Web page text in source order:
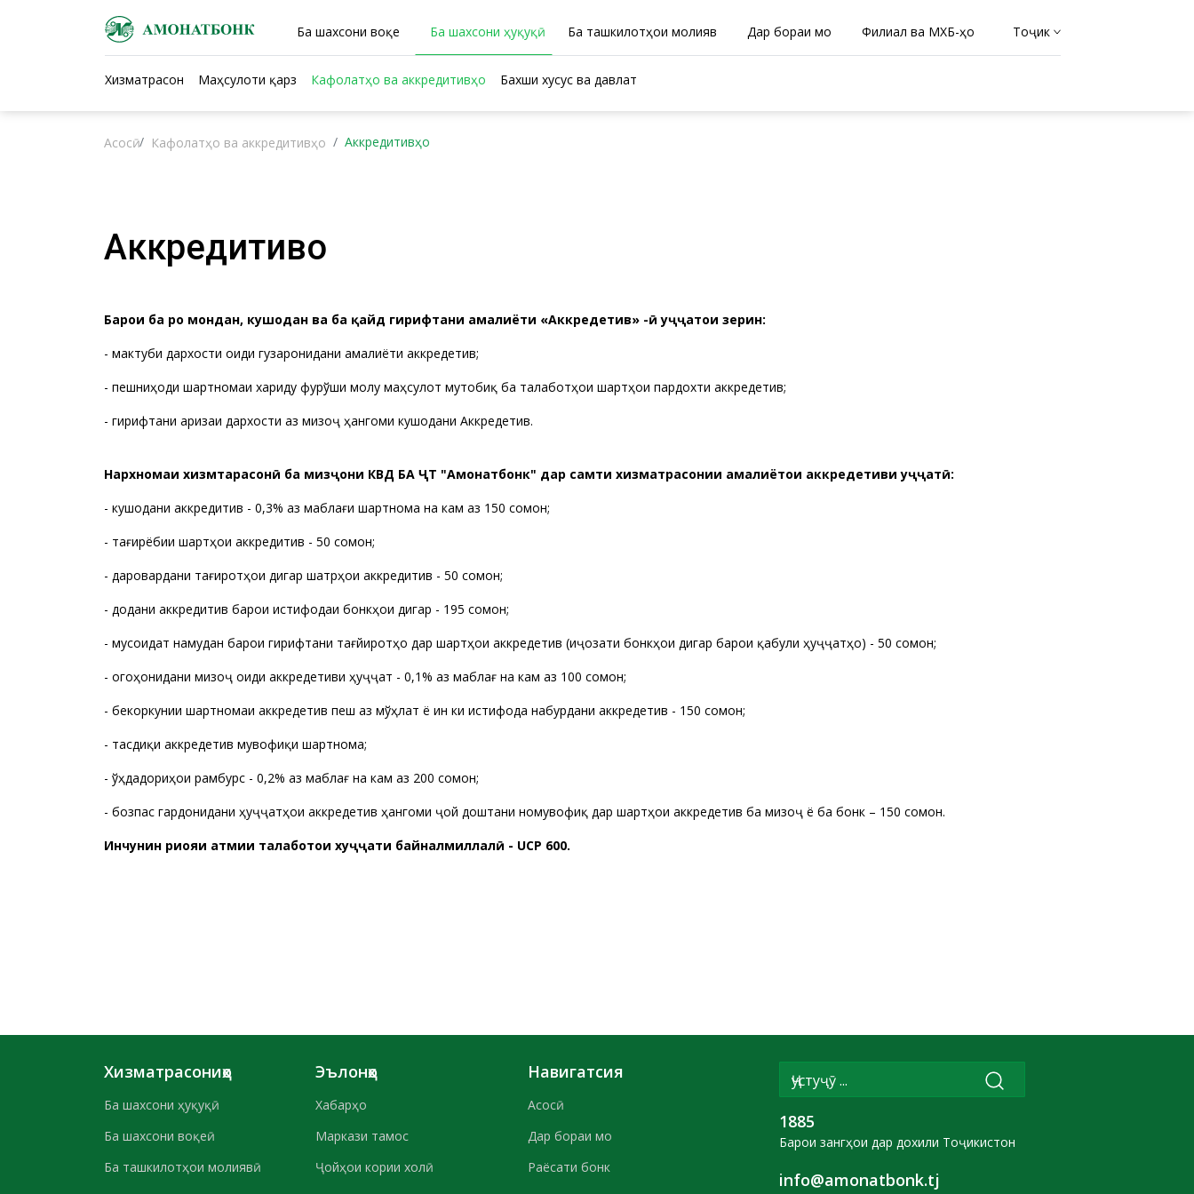
Ба шахсони воқеӣ Ба шахсони ҳуқуқӣ Ба ташкилотҳои молиявӣ Дар бораи мо Филиал ва МХБ-ҳо Тоҷикӣ
Хизматрасонӣ Маҳсулоти қарзӣ Кафолатҳо ва аккредитивҳо Бахши хусусӣ ва давлатӣ
Асосӣ Кафолатҳо ва аккредитивҳо Аккредитивҳо
Аккредитивҳо
Барои ба роҳ мондан, кушодан ва ба қайд гирифтани амалиёти «Аккредетив» -ӣ ҳуҷҷатҳои зерин:
- мактуби дархости оиди гузаронидани амалиёти аккредетив;
- пешниҳоди шартномаи хариду фурўши молу маҳсулот мутобиқ ба талаботҳои шартҳои пардохти аккредетив;
- гирифтани аризаи дархости аз мизоҷ ҳангоми кушодани Аккредетив.
Нархномаи хизмтарасонӣ ба мизҷони КВД БА ҶТ "Амонатбонк" дар самти хизматрасонии амалиётҳои аккредетиви ҳуҷҷатӣ:
- кушодани аккредитив - 0,3% аз маблағи шартнома на кам аз 150 сомонӣ;
- тағирёбии шартҳои аккредитив - 50 сомонӣ;
- даровардани тағиротҳои дигар шатрҳои аккредитив - 50 сомонӣ;
- додани аккредитив барои истифодаи бонкҳои дигар - 195 сомонӣ;
- мусоидат намудан барои гирифтани тағйиротҳо дар шартҳои аккредетив (иҷозати бонкҳои дигар барои қабули ҳуҷҷатҳо) - 50 сомонӣ;
- огоҳонидани мизоҷ оиди аккредетиви ҳуҷҷатӣ - 0,1% аз маблағ на кам аз 100 сомонӣ;
- бекоркунии шартномаи аккредетивӣ пеш аз мўҳлат ё ин ки истифода набурдани аккредетив - 150 сомонӣ;
- тасдиқи аккредетив мувофиқи шартнома;
- ўҳдадориҳои рамбурсӣ - 0,2% аз маблағ на кам аз 200 сомонӣ;
- бозпас гардонидани ҳуҷҷатҳои аккредетивӣ ҳангоми ҷой доштани номувофиқӣ дар шартҳои аккредетив ба мизоҷ ё ба бонк – 150 сомонӣ.
Инчунин риояи ҳатмии талаботҳои хуҷҷати байналмиллалӣ - UCP 600.
Хизматрасониҳо
Ба шахсони ҳуқуқӣ
Ба шахсони воқеӣ
Ба ташкилотҳои молиявӣ
Эълонҳо
Хабарҳо
Маркази тамос
Ҷойҳои кории холӣ
Навигатсия
Асосӣ
Дар бораи мо
Раёсати бонк
1885
Барои зангҳои дар дохили Тоҷикистон
info@amonatbonk.tj